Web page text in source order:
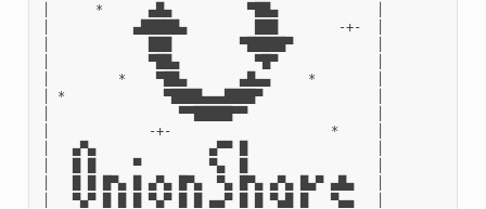
│      *      ▄█▄          ▀██▄             │
│           ▄█████▄         ███        -+-  │
│             ███         ▀█████▀           │
│             ▀██▄          ▀█▀             │
│         *    ▀██▄       ▄█▄▄     *        │
│ *             ▀████▄▄▄████▀               │
│                 ▀▀█████▀▀                 │
│             -+-                     *     │
│   ▄▀▄               ▄▀▀ █                 │
│   █ █     ▀         ▀▄  █                 │
│   █ █ █▀▄ █ ▄▀▄ █▀▄  ▀▄ █▀▄ ▄▀▄ █▄▀ ▄█▄   │
│   ▀▄▀ █ █ █ ▀▄▀ █ █ ▄▄▀ █ █ ▀▄█ █   ▀▄▄   │